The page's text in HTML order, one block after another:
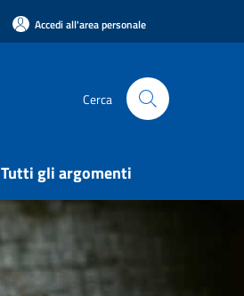
Accedi all'area personale
Cerca
Tutti gli argomenti